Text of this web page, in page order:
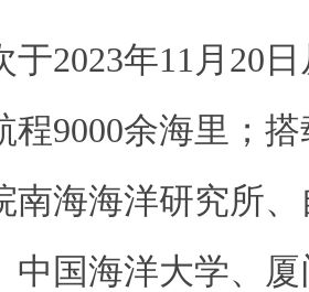
于2023年11月20
程9000余海里；
南海海洋研究所
中国海洋大学、